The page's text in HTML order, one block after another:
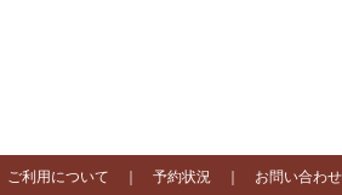
ご利用について 予約状況 お問い合わせ